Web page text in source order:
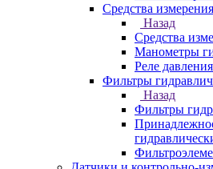
Средства измерения
Назад
Средства
Манометры
Реле
Фильтры
Назад
Фильтры